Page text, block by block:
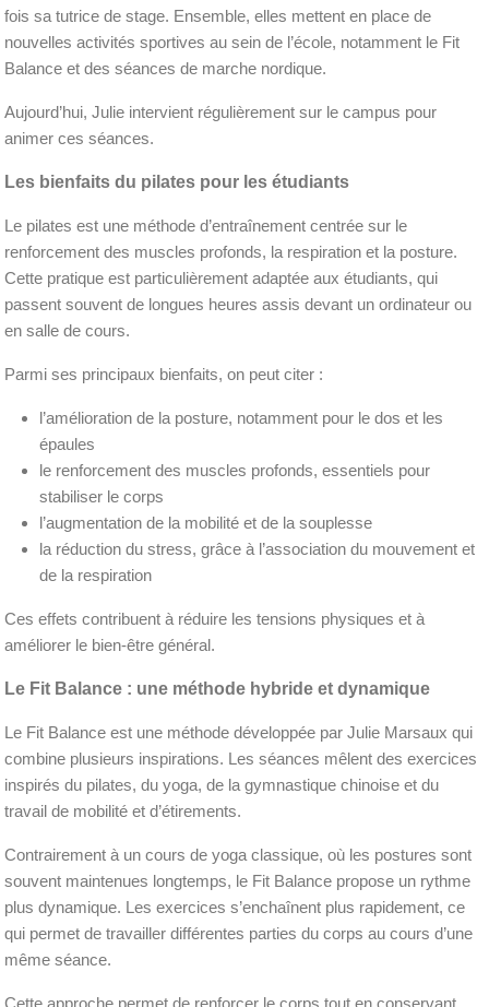
fois sa tutrice de stage. Ensemble, elles mettent en place de
nouvelles activités sportives au sein de l’école, notamment le Fit
Balance et des séances de marche nordique.
Aujourd’hui, Julie intervient régulièrement sur le campus pour
animer ces séances.
Les bienfaits du pilates pour les étudiants
Le pilates est une méthode d’entraînement centrée sur le
renforcement des muscles profonds, la respiration et la posture.
Cette pratique est particulièrement adaptée aux étudiants, qui
passent souvent de longues heures assis devant un ordinateur ou
en salle de cours.
Parmi ses principaux bienfaits, on peut citer :
l’amélioration de la posture, notamment pour le dos et les
épaules
le renforcement des muscles profonds, essentiels pour
stabiliser le corps
l’augmentation de la mobilité et de la souplesse
la réduction du stress, grâce à l’association du mouvement et
de la respiration
Ces effets contribuent à réduire les tensions physiques et à
améliorer le bien-être général.
Le Fit Balance : une méthode hybride et dynamique
Le Fit Balance est une méthode développée par Julie Marsaux qui
combine plusieurs inspirations. Les séances mêlent des exercices
inspirés du pilates, du yoga, de la gymnastique chinoise et du
travail de mobilité et d’étirements.
Contrairement à un cours de yoga classique, où les postures sont
souvent maintenues longtemps, le Fit Balance propose un rythme
plus dynamique. Les exercices s’enchaînent plus rapidement, ce
qui permet de travailler différentes parties du corps au cours d’une
même séance.
Cette approche permet de renforcer le corps tout en conservant